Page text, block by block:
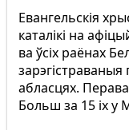
Евангельскія
каталікі на
ва ўсіх раёнах
абласцях.
Больш за 15 іх у